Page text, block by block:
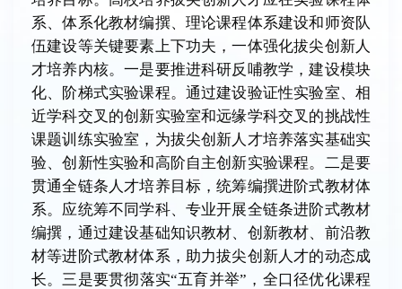
系、体系化教材编撰、理论课程体系建设和师资队
伍建设等关键要素上下功夫，一体强化拔尖创新人
才培养内核。一是要推进科研反哺教学，建设模块
化、阶梯式实验课程。通过建设验证性实验室、相
近学科交叉的创新实验室和远缘学科交叉的挑战性
课题训练实验室，为拔尖创新人才培养落实基础实
验、创新性实验和高阶自主创新实验课程。二是要
贯通全链条人才培养目标，统筹编撰进阶式教材体
系。应统筹不同学科、专业开展全链条进阶式教材
编撰，通过建设基础知识教材、创新教材、前沿教
材等进阶式教材体系，助力拔尖创新人才的动态成
长。三是要贯彻落实“五育并举”，全口径优化课程